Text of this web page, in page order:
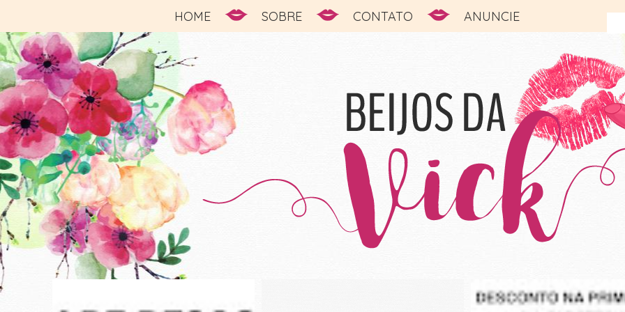
HOME SOBRE CONTATO ANUNCIE